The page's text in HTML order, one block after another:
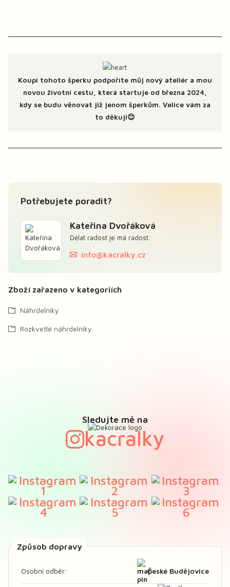
Koupí tohoto šperku podpoříte můj nový ateliér a mou
novou životní cestu, která startuje od března 2024,
kdy se budu věnovat již jenom šperkům. Velice vám za
to děkuji😊
Potřebujete poradit?
Kateřina Dvořáková
Dělat radost je má radost.
info@kacralky.cz
Zboží zařazeno v kategoriích
Náhrdelníky
Rozkvetlé náhrdelníky
Sledujte mě na
kacralky
Způsob dopravy
Osobní odběr: České Budějovice